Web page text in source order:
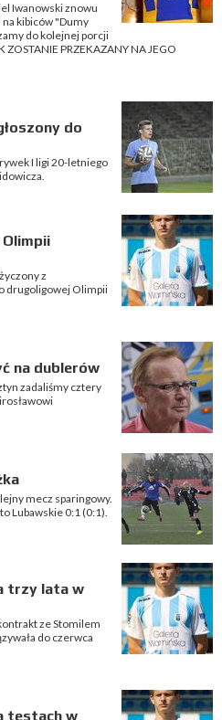
Iwanowski znowu
kibiców "Dumy
do kolejnej porcji
PRZEKAZANY NA JEGO
do
I ligi 20-letniego
z
drugoligowej Olimpii
na dublerów
zadaliśmy cztery
mecz sparingowy.
Lubawskie 0:1 (0:1).
trzy lata w
ze Stomilem
do czerwca
testach w